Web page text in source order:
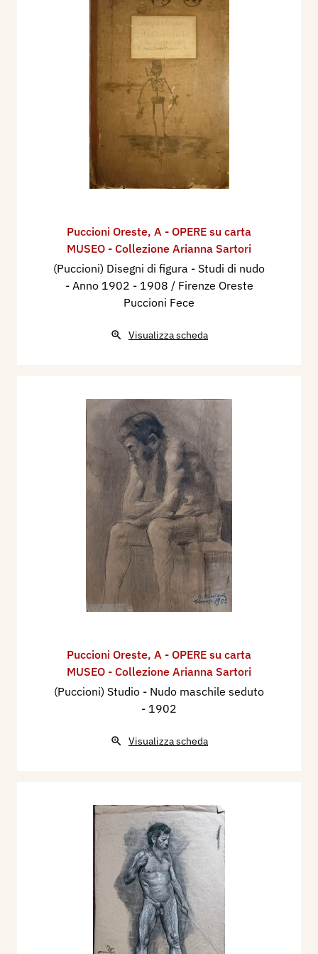
Puccioni Oreste, A - OPERE su carta
MUSEO - Collezione Arianna Sartori
(Puccioni) Disegni di figura - Studi di nudo
- Anno 1902 - 1908 / Firenze Oreste
Puccioni Fece
Visualizza scheda
Puccioni Oreste, A - OPERE su carta
MUSEO - Collezione Arianna Sartori
(Puccioni) Studio - Nudo maschile seduto
- 1902
Visualizza scheda